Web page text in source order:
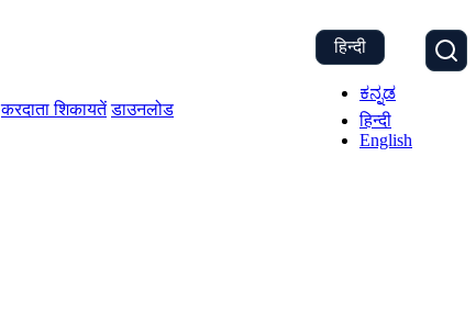
करदाता शिकायतें डाउनलोड
हिन्दी
ಕನ್ನಡ
हिन्दी
English